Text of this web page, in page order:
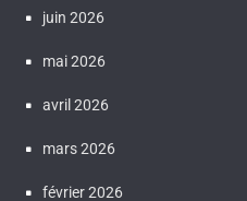
juin 2026
mai 2026
avril 2026
mars 2026
février 2026